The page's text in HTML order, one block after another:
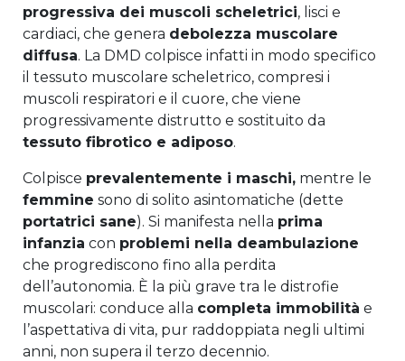
progressiva dei muscoli scheletrici, lisci e
cardiaci, che genera debolezza muscolare
diffusa. La DMD colpisce infatti in modo specifico
il tessuto muscolare scheletrico, compresi i
muscoli respiratori e il cuore, che viene
progressivamente distrutto e sostituito da
tessuto fibrotico e adiposo.
Colpisce prevalentemente i maschi, mentre le
femmine sono di solito asintomatiche (dette
portatrici sane). Si manifesta nella prima
infanzia con problemi nella deambulazione
che progrediscono fino alla perdita
dell’autonomia. È la più grave tra le distrofie
muscolari: conduce alla completa immobilità e
l’aspettativa di vita, pur raddoppiata negli ultimi
anni, non supera il terzo decennio.